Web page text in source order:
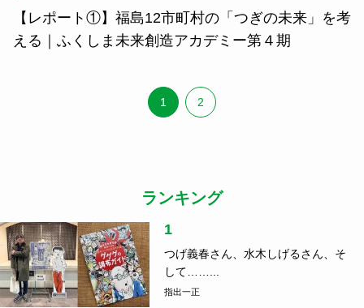
【レポート①】福島12市町村の「つぎの未来」を考
える｜ふくしま未来創造アカデミー第４期
1 2
ランキング
1
つげ義春さん、水木しげるさん、そ
して……...
指出一正